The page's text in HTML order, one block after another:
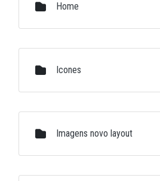
Home
Icones
Imagens novo layout